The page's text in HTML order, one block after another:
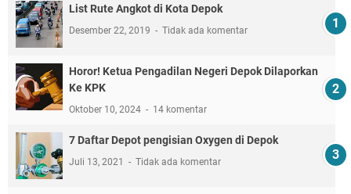
List Rute Angkot di Kota Depok
Desember 22, 2019 Tidak ada komentar
Horor! Ketua Pengadilan Negeri Depok Dilaporkan
Ke KPK
Oktober 10, 2024 14 komentar
7 Daftar Depot pengisian Oxygen di Depok
Juli 13, 2021 Tidak ada komentar